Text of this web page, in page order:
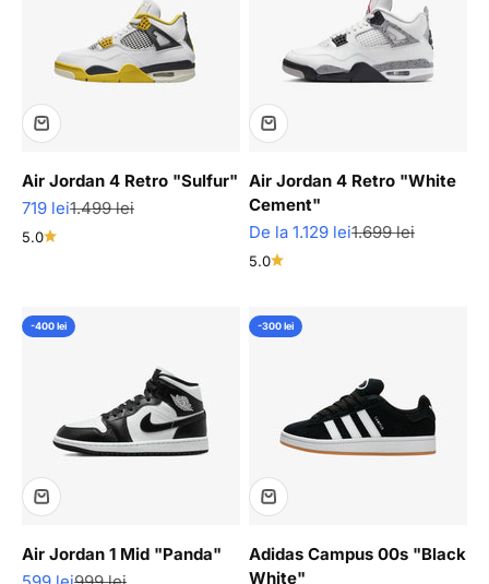
Air Jordan 4 Retro "Sulfur"
Pret redus
719 leiPret normal
1.499 lei
5.0
Air Jordan 4 Retro "White
Cement"
Pret redus
De la 1.129 leiPret normal
1.699 lei
5.0
-400 lei
Air Jordan 1 Mid "Panda"
-300 lei
Adidas Campus 00s "Black
White"